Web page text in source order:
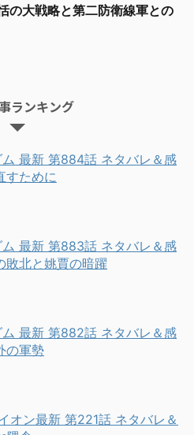
の大戦略と第二防衛線軍との
ランキング
ム 最新 第884話 ネタバレ＆感
すために
ム 最新 第883話 ネタバレ＆感
敗北と姚賈の暗躍
ム 最新 第882話 ネタバレ＆感
の軍勢
オン最新 第221話 ネタバレ＆